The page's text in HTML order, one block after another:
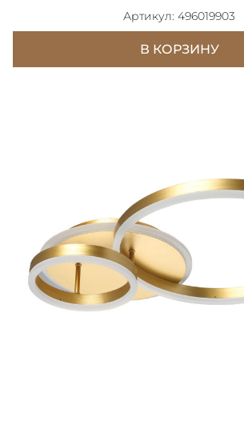
Артикул: 496019903
В КОРЗИНУ